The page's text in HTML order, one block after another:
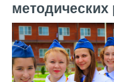
методических